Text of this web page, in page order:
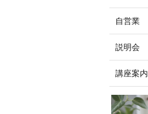
自営業
説明会
講座案内